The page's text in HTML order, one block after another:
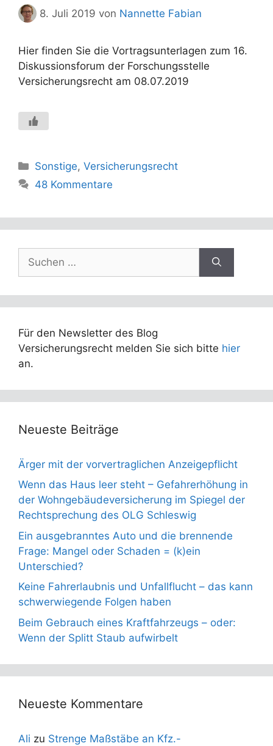
8. Juli 2019 von Nannette Fabian
Hier finden Sie die Vortragsunterlagen zum 16.
Diskussionsforum der Forschungsstelle
Versicherungsrecht am 08.07.2019
Kategorien
Sonstige,Versicherungsrecht
48 Kommentare
nach:
Für den Newsletter des Blog
Versicherungsrecht melden Sie sich bitte hier
an.
Neueste Beiträge
Ärger mit der vorvertraglichen Anzeigepflicht
Wenn das Haus leer steht – Gefahrerhöhung in
der Wohngebäudeversicherung im Spiegel der
Rechtsprechung des OLG Schleswig
Ein ausgebranntes Auto und die brennende
Frage: Mangel oder Schaden = (k)ein
Unterschied?
Keine Fahrerlaubnis und Unfallflucht – das kann
schwerwiegende Folgen haben
Beim Gebrauch eines Kraftfahrzeugs – oder:
Wenn der Splitt Staub aufwirbelt
Neueste Kommentare
Ali zu Strenge Maßstäbe an Kfz.-